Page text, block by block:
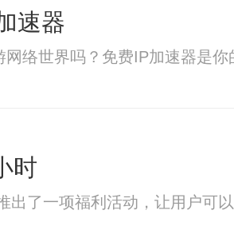
速器
络世界吗？免费IP加速器是
时
出了一项福利活动，让用户可